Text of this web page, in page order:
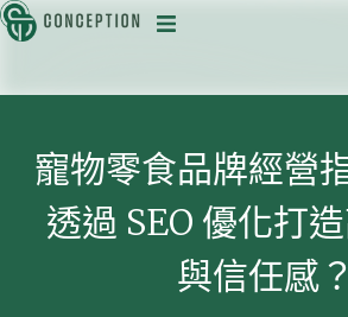
寵物零食品牌經營
透過 SEO 優化打
與信任感？